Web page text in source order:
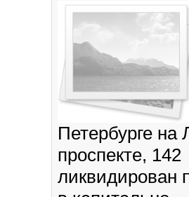
Петербурге на
проспекте, 142
ликвидирован